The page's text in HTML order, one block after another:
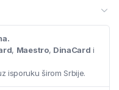
, Maestro, DinaCard i
isporuku širom Srbije.